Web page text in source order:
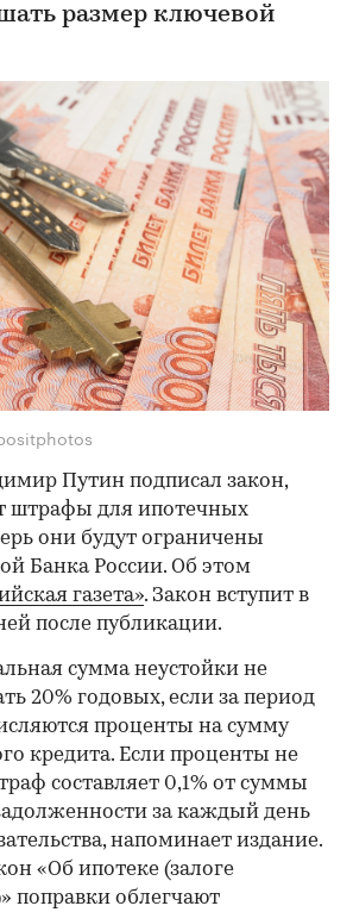
размер ключевой
Путин подписал закон,
штрафы для ипотечных
они будут ограничены
Банка России. Об этом
газета». Закон вступит в
после публикации.
сумма неустойки не
20% годовых, если за период
проценты на сумму
кредита. Если проценты не
составляет 0,1% от суммы
за каждый день
напоминает издание.
«Об ипотеке (залоге
поправки облегчают